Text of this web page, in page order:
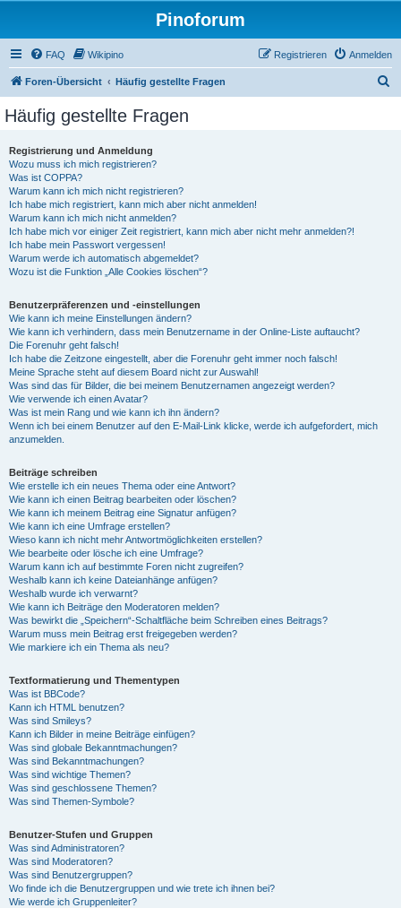
Pinoforum
FAQ Wikipino Anmelden
Registrieren
Foren-Übersicht Häufig gestellte Fragen
Häufig gestellte Fragen
Registrierung und Anmeldung
Wozu muss ich mich registrieren?
Was ist COPPA?
Warum kann ich mich nicht registrieren?
Ich habe mich registriert, kann mich aber nicht anmelden!
Warum kann ich mich nicht anmelden?
Ich habe mich vor einiger Zeit registriert, kann mich aber nicht mehr anmelden?!
Ich habe mein Passwort vergessen!
Warum werde ich automatisch abgemeldet?
Wozu ist die Funktion „Alle Cookies löschen“?
Benutzerpräferenzen und -einstellungen
Wie kann ich meine Einstellungen ändern?
Wie kann ich verhindern, dass mein Benutzername in der Online-Liste auftaucht?
Die Forenuhr geht falsch!
Ich habe die Zeitzone eingestellt, aber die Forenuhr geht immer noch falsch!
Meine Sprache steht auf diesem Board nicht zur Auswahl!
Was sind das für Bilder, die bei meinem Benutzernamen angezeigt werden?
Wie verwende ich einen Avatar?
Was ist mein Rang und wie kann ich ihn ändern?
Wenn ich bei einem Benutzer auf den E-Mail-Link klicke, werde ich aufgefordert, mich
anzumelden.
Beiträge schreiben
Wie erstelle ich ein neues Thema oder eine Antwort?
Wie kann ich einen Beitrag bearbeiten oder löschen?
Wie kann ich meinem Beitrag eine Signatur anfügen?
Wie kann ich eine Umfrage erstellen?
Wieso kann ich nicht mehr Antwortmöglichkeiten erstellen?
Wie bearbeite oder lösche ich eine Umfrage?
Warum kann ich auf bestimmte Foren nicht zugreifen?
Weshalb kann ich keine Dateianhänge anfügen?
Weshalb wurde ich verwarnt?
Wie kann ich Beiträge den Moderatoren melden?
Was bewirkt die „Speichern“-Schaltfläche beim Schreiben eines Beitrags?
Warum muss mein Beitrag erst freigegeben werden?
Wie markiere ich ein Thema als neu?
Textformatierung und Thementypen
Was ist BBCode?
Kann ich HTML benutzen?
Was sind Smileys?
Kann ich Bilder in meine Beiträge einfügen?
Was sind globale Bekanntmachungen?
Was sind Bekanntmachungen?
Was sind wichtige Themen?
Was sind geschlossene Themen?
Was sind Themen-Symbole?
Benutzer-Stufen und Gruppen
Was sind Administratoren?
Was sind Moderatoren?
Was sind Benutzergruppen?
Wo finde ich die Benutzergruppen und wie trete ich ihnen bei?
Wie werde ich Gruppenleiter?